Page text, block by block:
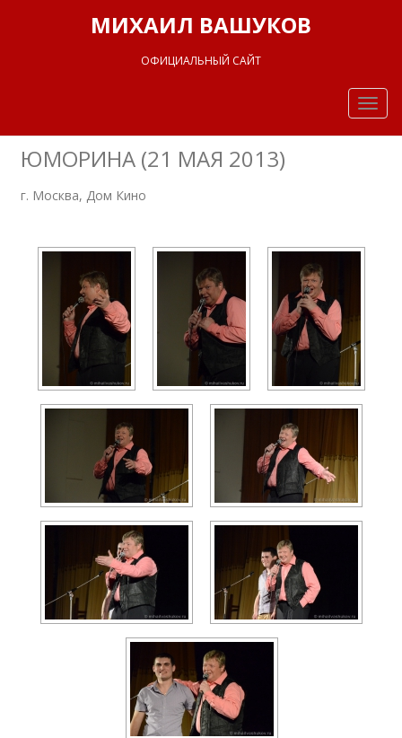
МИХАИЛ ВАШУКОВ
ОФИЦИАЛЬНЫЙ САЙТ
ЮМОРИНА (21 МАЯ 2013)
г. Москва, Дом Кино